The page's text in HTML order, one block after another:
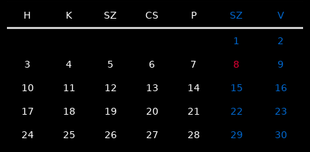
H K SZ CS P SZ V
1 2
3 4 5 6 7 8 9
10 11 12 13 14 15 16
17 18 19 20 21 22 23
24 25 26 27 28 29 30